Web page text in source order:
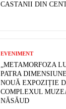
CASTANII DIN
EVENIMENT
„METAMORFOZA
PATRA
NOUĂ EXPOZIȚIE
COMPLEXUL
NĂSĂUD